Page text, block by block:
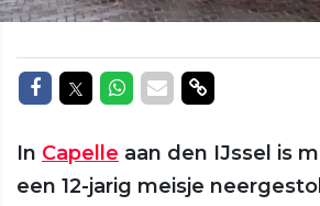
Delen op Facebook
Delen op Twitter
Delen op Whatsapp
Delen via Mail
Delen via
In Capelle aan den IJssel is
een 12-jarig meisje